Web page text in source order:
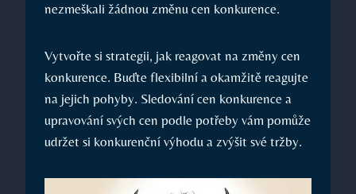
nezmeškali žádnou změnu cen konkurence.
Vytvořte si strategii, jak reagovat na změny cen
konkurence. Buďte flexibilní a okamžitě reagujte
na jejich pohyby. Sledování cen konkurence a
upravování svých cen podle potřeby vám pomůže
udržet si konkurenční výhodu a zvýšit své tržby.